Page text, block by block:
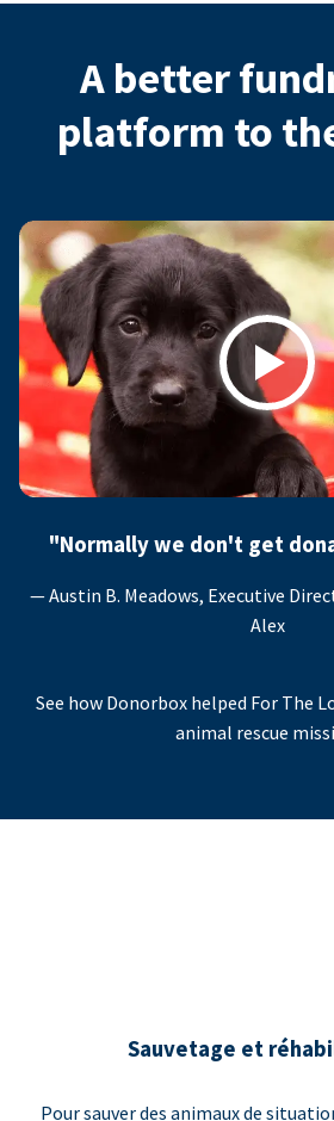
A better
platform to
Play
"Normally we don't get
— Austin B. Meadows, Executive
Alex
See how Donorbox helped For The
animal rescue
Sauvetage et
Pour sauver des animaux de